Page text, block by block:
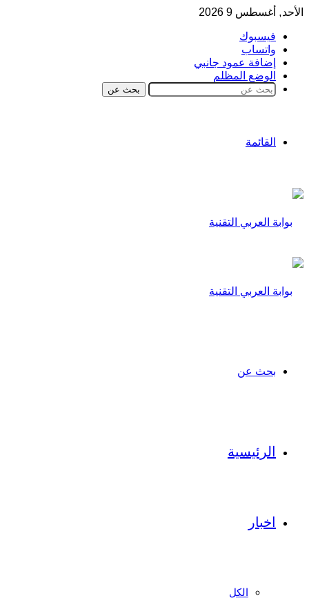
الأحد, أغسطس 9 2026
فيسبوك
واتساب
إضافة عمود جانبي
الوضع المظلم
بحث عن
القائمة
بحث عن
الرئيسية
اخبار
الكل